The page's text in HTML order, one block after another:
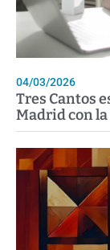
04/03/2026
Tres Cantos
Madrid con la